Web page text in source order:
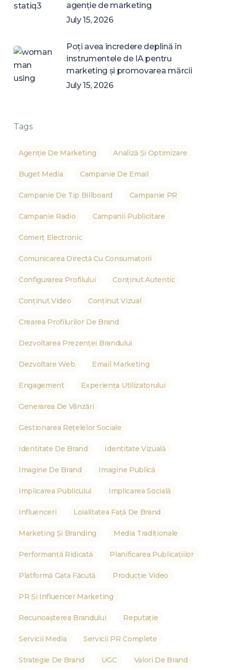
agenție de marketing
July 15, 2026
Poți avea încredere deplină în
instrumentele de IA pentru
marketing și promovarea mărcii
July 15, 2026
Tags
Agenție De Marketing Analiză Și Optimizare
Buget Media Campanie De Email
Campanie De Tip Billboard Campanie PR
Campanie Radio Campanii Publicitare
Comerț Electronic
Comunicarea Directă Cu Consumatorii
Configurarea Profilului Conținut Autentic
Conținut Video Conținut Vizual
Crearea Profilurilor De Brand
Dezvoltarea Prezenței Brandului
Dezvoltare Web Email Marketing
Engagement Experiența Utilizatorului
Generarea De Vânzări
Gestionarea Rețelelor Sociale
Identitate De Brand Identitate Vizuală
Imagine De Brand Imagine Publică
Implicarea Publicului Implicarea Socială
Influenceri Loialitatea Față De Brand
Marketing Și Branding Media Tradiționale
Performanță Ridicată Planificarea Publicațiilor
Platformă Gata Făcută Producție Video
PR Și Influencer Marketing
Recunoașterea Brandului Reputație
Servicii Media Servicii PR Complete
Strategie De Brand UGC Valori De Brand